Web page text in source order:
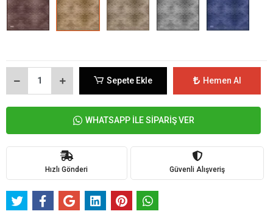
Sepete Ekle Hemen Al
WHATSAPP İLE SİPARİŞ VER
Hızlı Gönderi Güvenli Alışveriş